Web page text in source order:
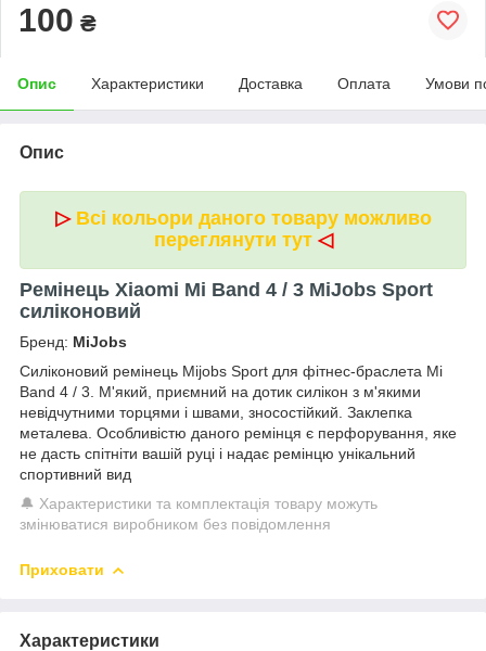
100 ₴
Опис Характеристики Доставка Оплата Умови
Опис
▷ Всі кольори даного товару можливо
переглянути тут◁
Ремінець Xiaomi Mi Band 4 / 3 MiJobs Sport
силіконовий
Бренд: MiJobs
Силіконовий ремінець Mijobs Sport для фітнес-браслета Mi
Band 4 / 3. М'який, приємний на дотик силікон з м'якими
невідчутними торцями і швами, зносостійкий. Заклепка
металева. Особливістю даного ремінця є перфорування, яке
не дасть спітніти вашій руці і надає ремінцю унікальний
спортивний вид
🔔 Характеристики та комплектація товару можуть
змінюватися виробником без повідомлення
Приховати
Характеристики